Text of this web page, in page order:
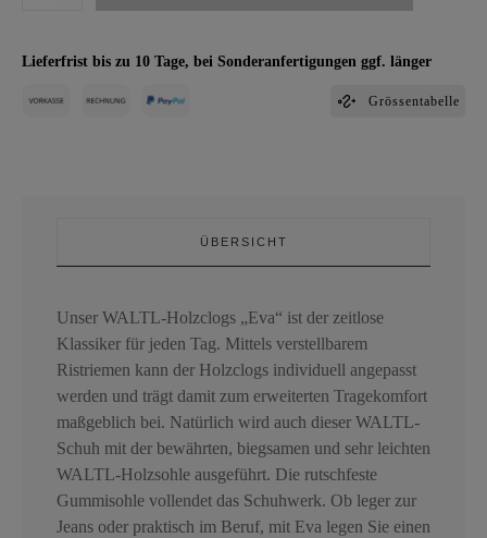
Lieferfrist bis zu 10 Tage, bei Sonderanfertigungen ggf. länger
Grössentabelle
ÜBERSICHT
Unser WALTL-Holzclogs „Eva“ ist der zeitlose
Klassiker für jeden Tag. Mittels verstellbarem
Ristriemen kann der Holzclogs individuell angepasst
werden und trägt damit zum erweiterten Tragekomfort
maßgeblich bei. Natürlich wird auch dieser WALTL-
Schuh mit der bewährten, biegsamen und sehr leichten
WALTL-Holzsohle ausgeführt. Die rutschfeste
Gummisohle vollendet das Schuhwerk. Ob leger zur
Jeans oder praktisch im Beruf, mit Eva legen Sie einen